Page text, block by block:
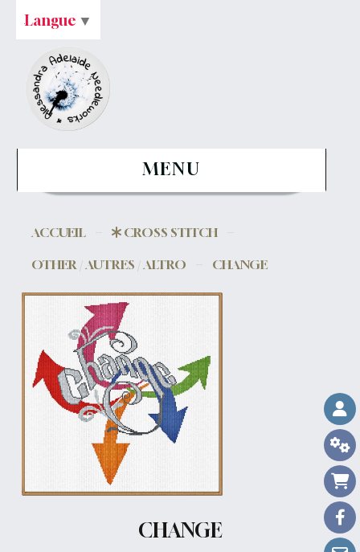
MENU
ACCUEIL
CROSS STITCH
OTHER / AUTRES / ALTRO
CHANGE
CHANGE
Langue ▼